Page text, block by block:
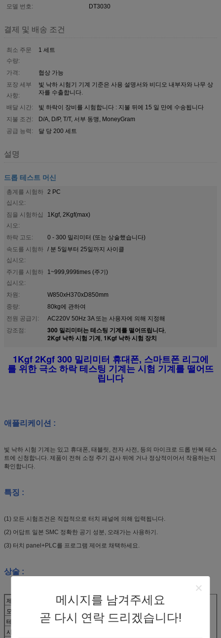
메시지를 남겨주세요
곧 다시 연락 드리겠습니다!
모델 번호:
DT3030
결제 및 배송 조건
최소 주문
수량:
1 세트
가격:
협상 가능
포장 세부
사항:
빛 낙하 시험기 기계 기준은 사용 설명서와 비디오 내부자와 나무 상
자를 수출합니다.
배달 시간:
빛 하락이 장비를 시험합니다 : 지불 뒤에 15 일 만에 수송됩니다
지불 조건:
D/A, D/P, T/T, 서부 동맹, MoneyGram
공급 능력:
달 당 200 세트
설명
드롭 테스트 머신
총계를 시험하
십시오:
2 PC
짐을 시험하십
시오:
1Kgf, 2Kgf(max)
하락 고도:
0 - 300 밀리미터 (또는 상술했습니다)
속도를 시험하
십시오:
/ 분 5일부터 25일까지 사이클
주기를 시험하
십시오:
1~999,999times (주기)
차원:
W850xH370xD850mm
중량:
80kg에 관하여
전원 공급기:
AC220V 50Hz 3A 또는 사용자에 의해 지정해
강조점:
300 밀리미터는 테스팅 기계를 떨어뜨립니다,
2Kgf 낙하 시험 기계, 1Kgf 낙하 시험 장치
1Kgf 2Kgf 300 밀리미터 휴대폰, 스마트폰 리그에
를 위한 극소 하락 테스팅 기계는 시험 기계를 떨어뜨
립니다
애플리케이션 :
빛 낙하 시험 기계는 있고 휴대폰, 태블릿, 전자 사전, 등의 마이크로 드롭 반복 테스
트에 신청합니다. 제품이 전혀 소정 주기 검사 뒤에 거나 정상적이어서 작용하는지
확인합니다.
특징 :
(1) 모든 시험조건은 직접적으로 터치 패널에 의해 입력됩니다.
(2) 어답트 일본 SMC 정확한 공기 성분, 오래가는 사용하기.
(3) 터치 panel+PLC를 프로그램 제어로 채택하세요.
상술 :
제품
극소 낙하 시험 기계
모델
DT3030
테스트양
2 PC
시험하중 (최대)